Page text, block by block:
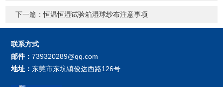
下一篇：恒温恒湿试验箱湿球纱布注意事项
联系方式
邮件：739320289@qq.com
地址： 东莞市东坑镇俊达西路126号